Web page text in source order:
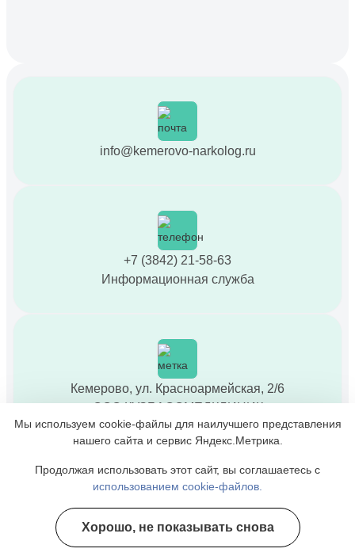
info@kemerovo-narkolog.ru
+7 (3842) 21-58-63
Информационная служба
Кемерово, ул. Красноармейская, 2/6
ООО КУЗБАССМЕДКЛИНИК
Полезные курсы
Мы используем cookie-файлы для наилучшего представления
нашего сайта и сервис Яндекс.Метрика.
Продолжая использовать этот сайт, вы соглашаетесь с
использованием cookie-файлов.
Хорошо, не показывать снова